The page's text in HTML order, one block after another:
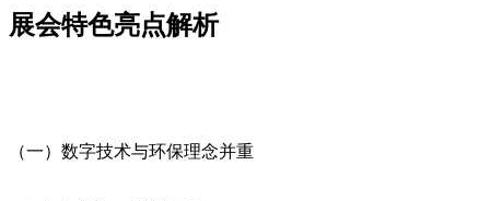
展会特色亮点解析
（一）数字技术与环保理念并重